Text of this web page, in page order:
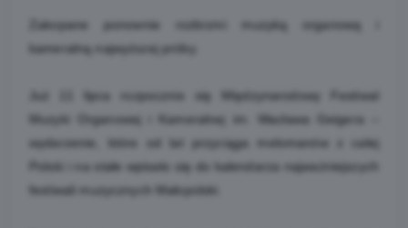
Zakopane ponownie rozbrzmi muzyką organową i
kameralną najwyższej próby.
Już 11 lipca rozpocznie się Międzynarodowy Festiwal
Muzyki Organowej i Kameralnej im. Wacława Geigera –
wydarzenie, które od lat przyciąga melomanów z całej
Polski i na stałe wpisało się do kalendarza najważniejszych
festiwali muzycznych Małopolski.